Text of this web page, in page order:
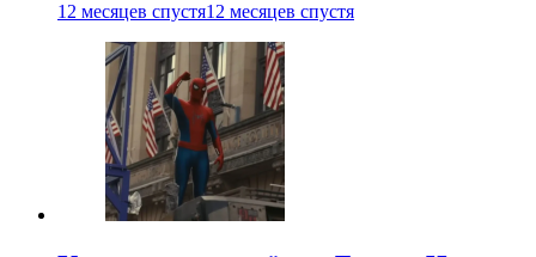
12 месяцев спустя12 месяцев спустя